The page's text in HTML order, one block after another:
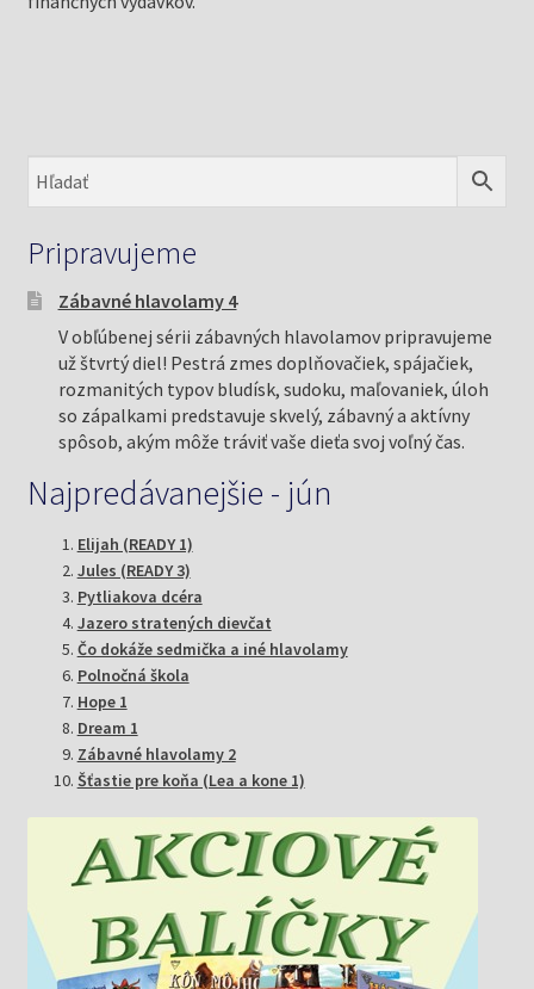
Pripravujeme
Zábavné hlavolamy 4
V obľúbenej sérii zábavných hlavolamov pripravujeme
už štvrtý diel! Pestrá zmes doplňovačiek, spájačiek,
rozmanitých typov bludísk, sudoku, maľovaniek, úloh
so zápalkami predstavuje skvelý, zábavný a aktívny
spôsob, akým môže tráviť vaše dieťa svoj voľný čas.
Najpredávanejšie - jún
Elijah (READY 1)
Jules (READY 3)
Pytliakova dcéra
Jazero stratených dievčat
Čo dokáže sedmička a iné hlavolamy
Polnočná škola
Hope 1
Dream 1
Zábavné hlavolamy 2
Šťastie pre koňa (Lea a kone 1)